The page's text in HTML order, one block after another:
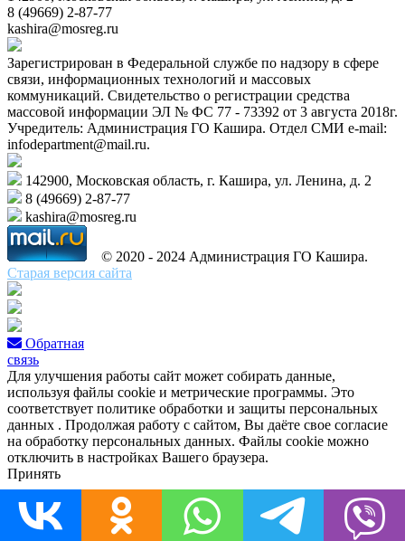
8 (49669) 2-87-77
kashira@mosreg.ru
Зарегистрирован в Федеральной службе по надзору в сфере
связи, информационных технологий и массовых
коммуникаций. Свидетельство о регистрации средства
массовой информации ЭЛ № ФС 77 - 73392 от 3 августа 2018г.
Учредитель: Администрация ГО Кашира. Отдел СМИ e-mail:
infodepartment@mail.ru.
142900, Московская область, г. Кашира, ул. Ленина, д. 2
8 (49669) 2-87-77
kashira@mosreg.ru
© 2020 - 2024 Администрация ГО Кашира.
Старая версия сайта
Обратная
связь
Для улучшения работы сайт может собирать данные,
используя файлы cookie и метрические программы. Это
соответствует политике обработки и защиты персональных
данных . Продолжая работу с сайтом, Вы даёте свое согласие
на обработку персональных данных. Файлы cookie можно
отключить в настройках Вашего браузера.
Принять